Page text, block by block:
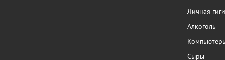
Личная
Алкоголь
Сыры